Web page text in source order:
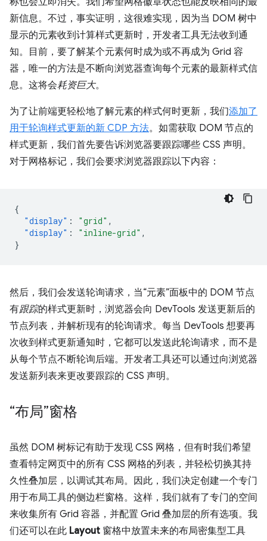
新信息。不过，事实证明，这很难实现，因为当 DOM 树中
显示的元素收到计算样式更新时，开发者工具无法收到通
知。目前，要了解某个元素何时成为或不再成为 Grid 容
器，唯一的方法是不断向浏览器查询每个元素的最新样式信
息。这将会耗资巨大。
为了让前端更轻松地了解元素的样式何时更新，我们添加了
用于轮询样式更新的新 CDP 方法。如需获取 DOM 节点的
样式更新，我们首先要告诉浏览器要跟踪哪些 CSS 声明。
对于网格标记，我们会要求浏览器跟踪以下内容：
{
"display" : "grid" ,
"display" : "inline-grid" ,
}
然后，我们会发送轮询请求，当“元素”面板中的 DOM 节点
有跟踪的样式更新时，浏览器会向 DevTools 发送更新后的
节点列表，并解析现有的轮询请求。每当 DevTools 想要再
次收到样式更新通知时，它都可以发送此轮询请求，而不是
从每个节点不断轮询后端。开发者工具还可以通过向浏览器
发送新列表来更改要跟踪的 CSS 声明。
“布局”窗格
虽然 DOM 树标记有助于发现 CSS 网格，但有时我们希望
查看特定网页中的所有 CSS 网格的列表，并轻松切换其持
久性叠加层，以调试其布局。因此，我们决定创建一个专门
用于布局工具的侧边栏窗格。这样，我们就有了专门的空间
来收集所有 Grid 容器，并配置 Grid 叠加层的所有选项。我
们还可以在此 Layout 窗格中放置未来的布局密集型工具